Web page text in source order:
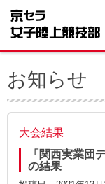
お知らせ
大会結果
「関西実業団
の結果